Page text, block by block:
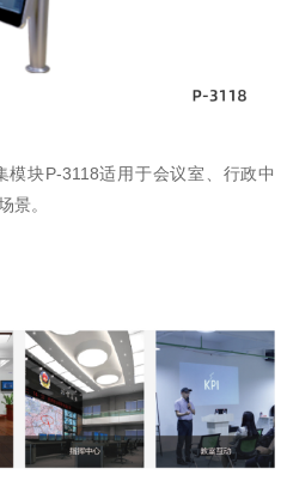
块P-3118适用于会议室、行政中
景。